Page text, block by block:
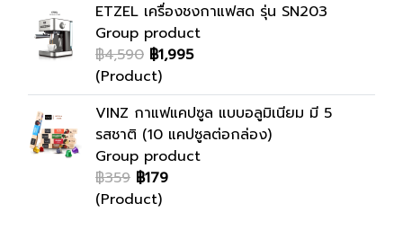
ETZEL เครื่องชงกาแฟสด รุ่น SN203
Group product
฿4,590 ฿1,995
(Product)
VINZ กาแฟแคปซูล แบบอลูมิเนียม มี 5
รสชาติ (10 แคปซูลต่อกล่อง)
Group product
฿359 ฿179
(Product)